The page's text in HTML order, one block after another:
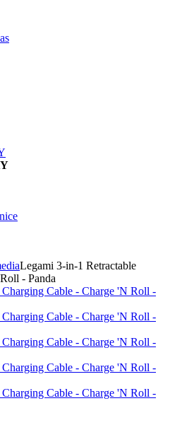
Legami 3-in-1 Retractable
- Panda